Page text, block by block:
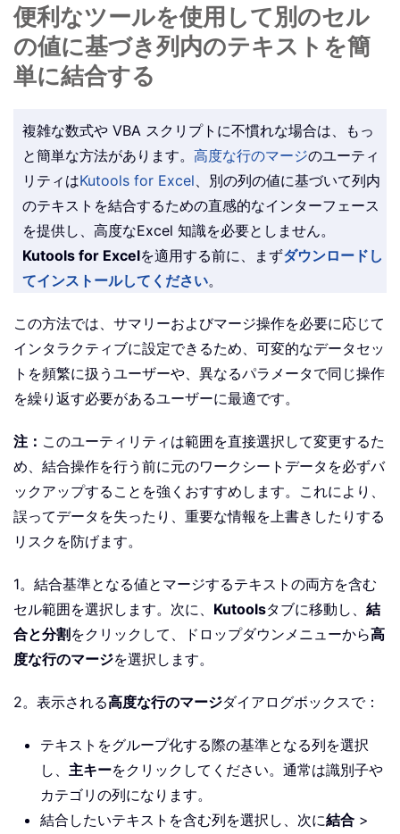
便利なツールを使用して別のセル
の値に基づき列内のテキストを簡
単に結合する
複雑な数式や VBA スクリプトに不慣れな場合は、もっ
と簡単な方法があります。 高度な行のマージのユーティ
リティはKutools for Excel 、別の列の値に基づいて列内
のテキストを結合するための直感的なインターフェース
を提供し、高度なExcel 知識を必要としません。
Kutools for Excelを適用する前に、まずダウンロードし
てインストールしてください。
この方法では、サマリーおよびマージ操作を必要に応じて
インタラクティブに設定できるため、可変的なデータセッ
トを頻繁に扱うユーザーや、異なるパラメータで同じ操作
を繰り返す必要があるユーザーに最適です。
注： このユーティリティは範囲を直接選択して変更するた
め、結合操作を行う前に元のワークシートデータを必ずバ
ックアップすることを強くおすすめします。これにより、
誤ってデータを失ったり、重要な情報を上書きしたりする
リスクを防げます。
1。結合基準となる値とマージするテキストの両方を含む
セル範囲を選択します。次に、 Kutoolsタブに移動し、 結
合と分割をクリックして、ドロップダウンメニューから高
度な行のマージを選択します。
2。表示される高度な行のマージダイアログボックスで：
テキストをグループ化する際の基準となる列を選択
し、 主キーをクリックしてください。通常は識別子や
カテゴリの列になります。
結合したいテキストを含む列を選択し、次に結合 >